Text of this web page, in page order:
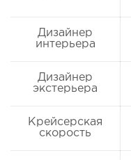
Дизайнер
интерьера
Дизайнер
экстерьера
Крейсерская
скорость